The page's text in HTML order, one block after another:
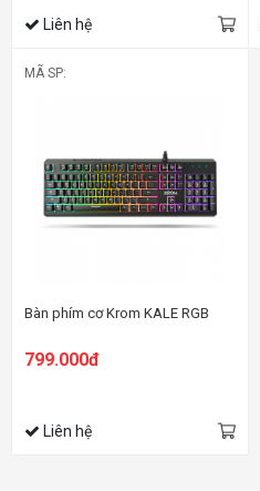
Liên hệ
MÃ SP:
Bàn phím cơ Krom KALE RGB
799.000đ
Liên hệ